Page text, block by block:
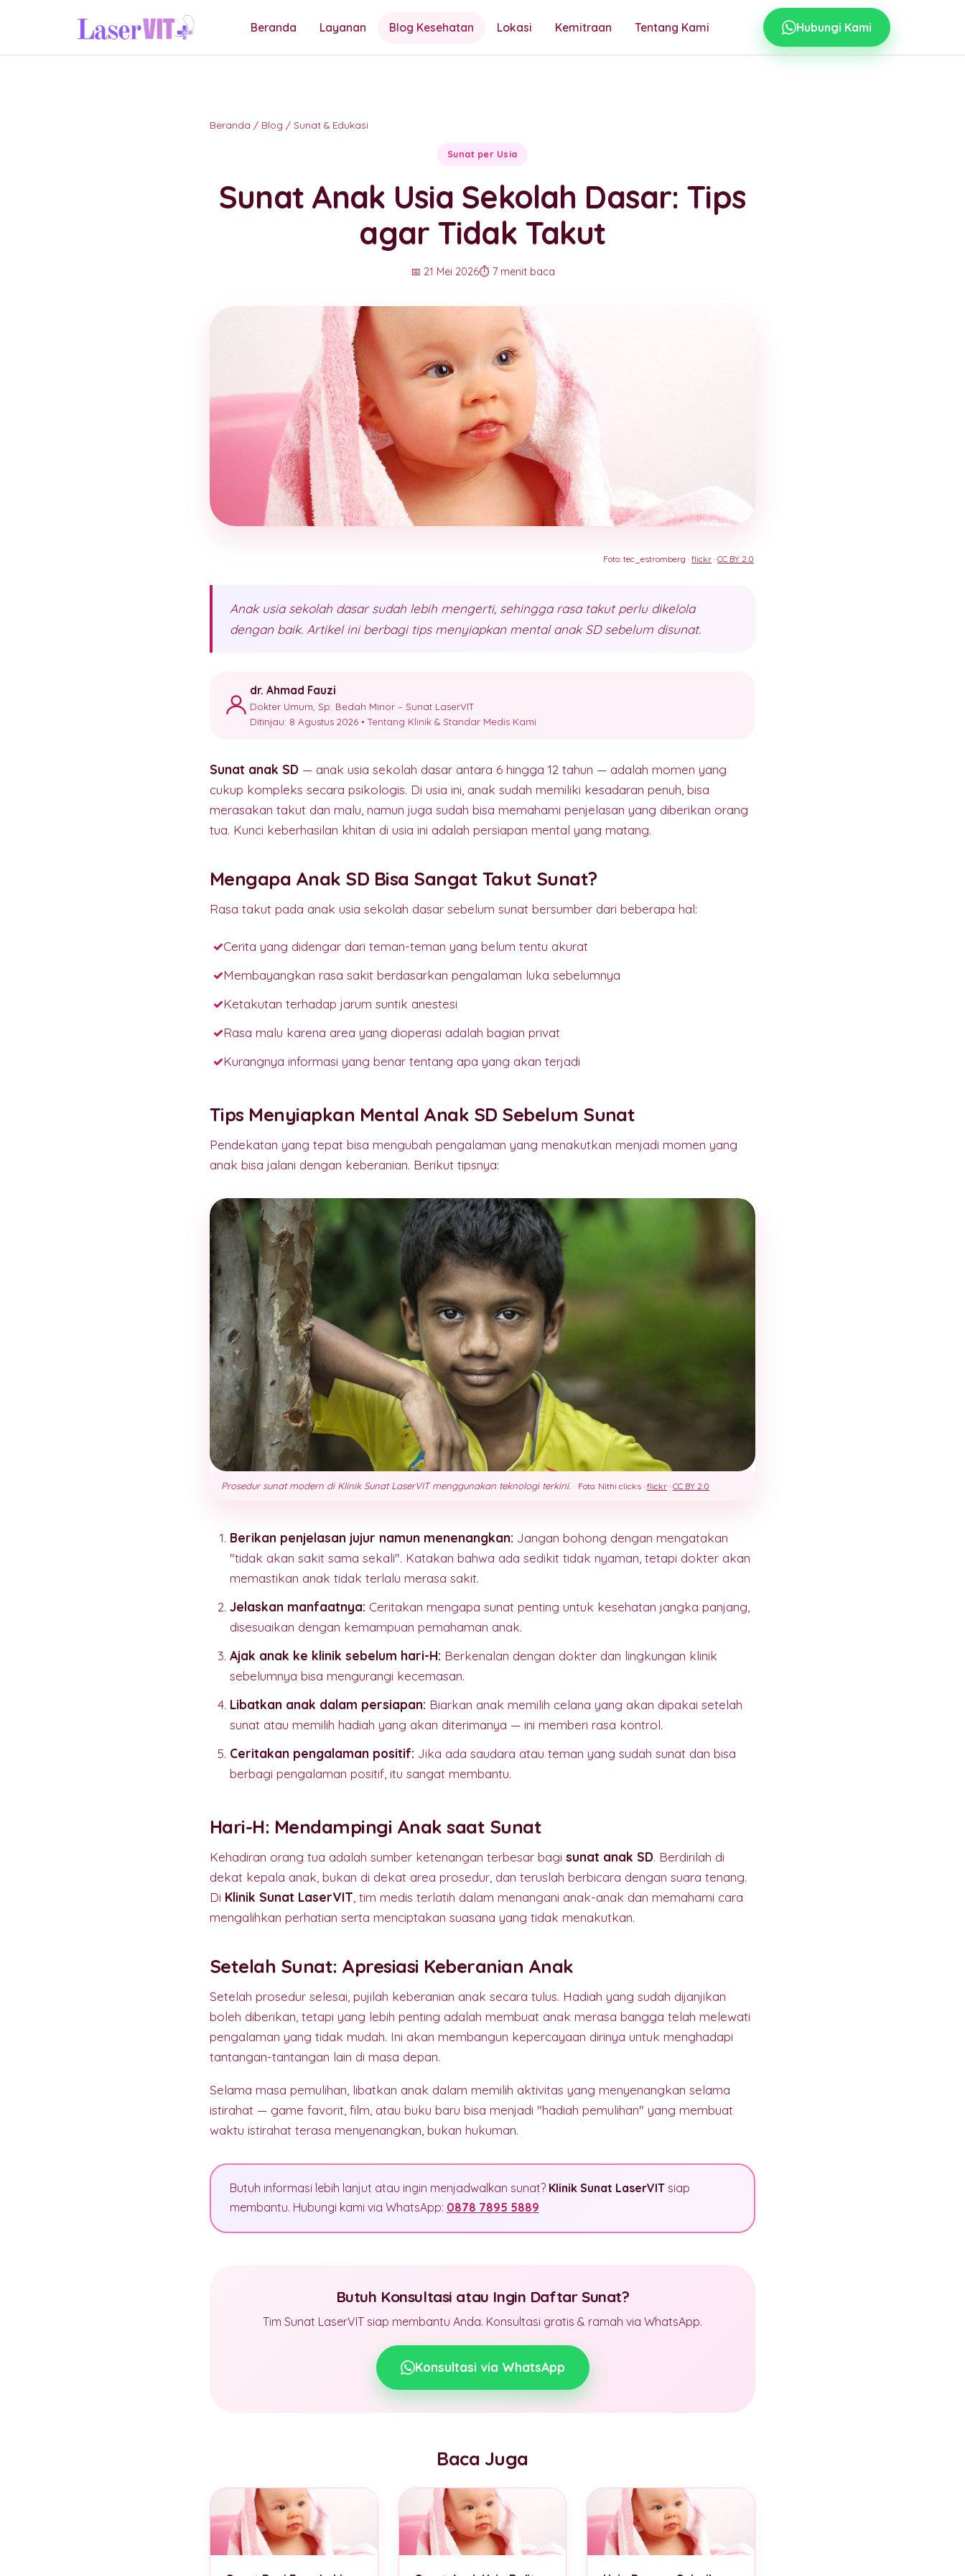
Beranda Layanan Blog Kesehatan Lokasi Kemitraan Tentang Kami Hubungi Kami
Beranda / Blog / Sunat & Edukasi
Sunat per Usia
Sunat Anak Usia Sekolah Dasar: Tips
agar Tidak Takut
📅 21 Mei 2026⏱️ 7 menit baca
Foto: tec_estromberg · flickr · CC BY 2.0
Anak usia sekolah dasar sudah lebih mengerti, sehingga rasa takut perlu dikelola
dengan baik. Artikel ini berbagi tips menyiapkan mental anak SD sebelum disunat.
dr. Ahmad Fauzi
Dokter Umum, Sp. Bedah Minor – Sunat LaserVIT
Ditinjau: 8 Agustus 2026 •Tentang Klinik & Standar Medis Kami
Sunat anak SD — anak usia sekolah dasar antara 6 hingga 12 tahun — adalah momen yang
cukup kompleks secara psikologis. Di usia ini, anak sudah memiliki kesadaran penuh, bisa
merasakan takut dan malu, namun juga sudah bisa memahami penjelasan yang diberikan orang
tua. Kunci keberhasilan khitan di usia ini adalah persiapan mental yang matang.
Mengapa Anak SD Bisa Sangat Takut Sunat?
Rasa takut pada anak usia sekolah dasar sebelum sunat bersumber dari beberapa hal:
Cerita yang didengar dari teman-teman yang belum tentu akurat
Membayangkan rasa sakit berdasarkan pengalaman luka sebelumnya
Ketakutan terhadap jarum suntik anestesi
Rasa malu karena area yang dioperasi adalah bagian privat
Kurangnya informasi yang benar tentang apa yang akan terjadi
Tips Menyiapkan Mental Anak SD Sebelum Sunat
Pendekatan yang tepat bisa mengubah pengalaman yang menakutkan menjadi momen yang
anak bisa jalani dengan keberanian. Berikut tipsnya:
Prosedur sunat modern di Klinik Sunat LaserVIT menggunakan teknologi terkini. · Foto: Nithi clicks · flickr · CC BY 2.0
Berikan penjelasan jujur namun menenangkan: Jangan bohong dengan mengatakan
"tidak akan sakit sama sekali". Katakan bahwa ada sedikit tidak nyaman, tetapi dokter akan
memastikan anak tidak terlalu merasa sakit.
Jelaskan manfaatnya: Ceritakan mengapa sunat penting untuk kesehatan jangka panjang,
disesuaikan dengan kemampuan pemahaman anak.
Ajak anak ke klinik sebelum hari-H: Berkenalan dengan dokter dan lingkungan klinik
sebelumnya bisa mengurangi kecemasan.
Libatkan anak dalam persiapan: Biarkan anak memilih celana yang akan dipakai setelah
sunat atau memilih hadiah yang akan diterimanya — ini memberi rasa kontrol.
Ceritakan pengalaman positif: Jika ada saudara atau teman yang sudah sunat dan bisa
berbagi pengalaman positif, itu sangat membantu.
Hari-H: Mendampingi Anak saat Sunat
Kehadiran orang tua adalah sumber ketenangan terbesar bagi sunat anak SD. Berdirilah di
dekat kepala anak, bukan di dekat area prosedur, dan teruslah berbicara dengan suara tenang.
Di Klinik Sunat LaserVIT , tim medis terlatih dalam menangani anak-anak dan memahami cara
mengalihkan perhatian serta menciptakan suasana yang tidak menakutkan.
Setelah Sunat: Apresiasi Keberanian Anak
Setelah prosedur selesai, pujilah keberanian anak secara tulus. Hadiah yang sudah dijanjikan
boleh diberikan, tetapi yang lebih penting adalah membuat anak merasa bangga telah melewati
pengalaman yang tidak mudah. Ini akan membangun kepercayaan dirinya untuk menghadapi
tantangan-tantangan lain di masa depan.
Selama masa pemulihan, libatkan anak dalam memilih aktivitas yang menyenangkan selama
istirahat — game favorit, film, atau buku baru bisa menjadi "hadiah pemulihan" yang membuat
waktu istirahat terasa menyenangkan, bukan hukuman.
Butuh informasi lebih lanjut atau ingin menjadwalkan sunat? Klinik Sunat LaserVITsiap
membantu. Hubungi kami via WhatsApp: 0878 7895 5889
Butuh Konsultasi atau Ingin Daftar Sunat?
Tim Sunat LaserVIT siap membantu Anda. Konsultasi gratis & ramah via WhatsApp.
Konsultasi via WhatsApp
Baca Juga